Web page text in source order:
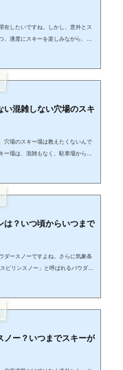
在したいですね。しかし、意外とス
、適度にスキーを楽しみながら、ス
集まる北海道一大スキーリゾート地
ヴィレッジスキーリゾート・グラ
があり、体力があ...
い混雑しない穴場のスキ
穴場のスキー場は教えたくないんで
ー場は、混雑もなく、駐車場からゲ
を受けるでしょう。だからこそ穴場
っそり教えちゃいます。藻岩山スキ
っとも近い...
は？いつ頃からいつまで
ダースノーですよね。さらに気象条
ピリンスノー」と呼ばれるパウダー
ます。北海道スキーのベストシーズ
雪量がぐんと増える年末年始から気
コやキロロ...
ノー？いつまでスキーが